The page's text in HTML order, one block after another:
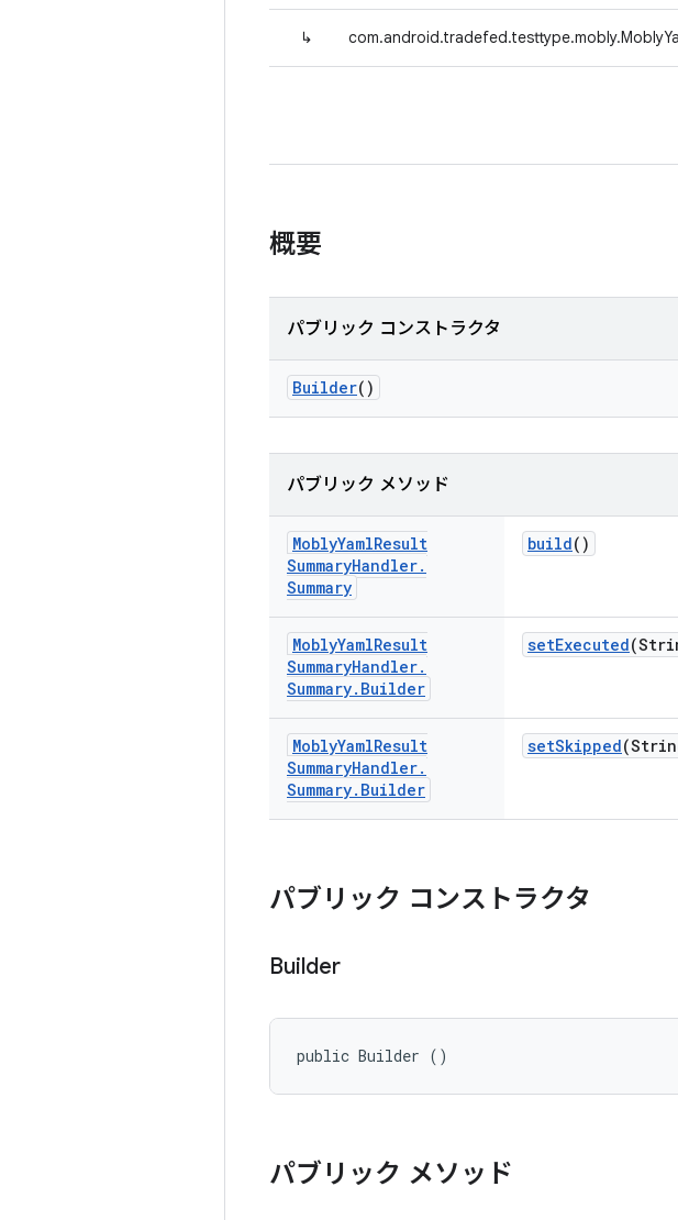
↳
概要
パブリック コンストラクタ
Builder()
パブリック メソッド
MoblyYamlResult
SummaryHandler.
Summary
build()
MoblyYamlResult
SummaryHandler.
Summary. Builder
setExecuted
MoblyYamlResult
SummaryHandler.
Summary. Builder
setSkipped
パブリック コンストラクタ
Builder
public Builder ()
パブリック メソッド